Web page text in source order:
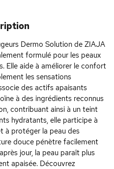
Dermo Solution de ZIAJA
formulé pour les peaux
Elle aide à améliorer le confort
les sensations
des actifs apaisants
à des ingrédients reconnus
contribuant ainsi à un teint
hydratants, elle participe à
à protéger la peau des
douce pénètre facilement
jour, la peau paraît plus
apaisée. Découvrez